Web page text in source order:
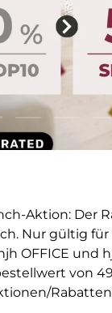
laden 1 von 5
Folie laden 2
Folie
Aktion: Der
Nur gültig
OFFICE und
von